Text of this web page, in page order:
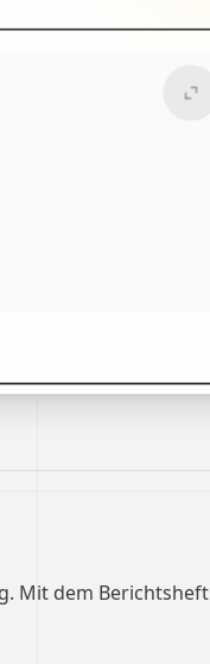
Mit dem Berichtsheft